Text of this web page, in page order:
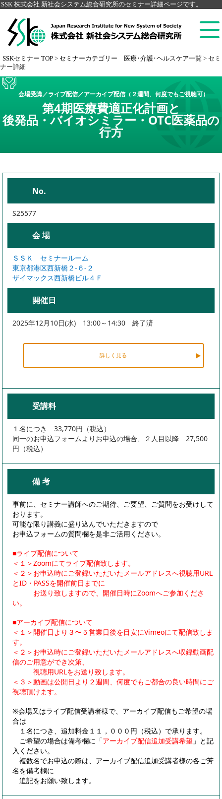
SSK 株式会社 新社会システム総合研究所のセミナー詳細ページです。
SSKセミナー TOP > セミナーカテゴリー 医療･介護･ヘルスケア一覧 > セミ
ナー詳細
会場受講／ライブ配信／アーカイブ配信（２週間、何度でもご視聴可）
第4期医療費適正化計画と
後発品・バイオシミラー・OTC医薬品の
行方
No.
S25577
会 場
ＳＳＫ セミナールーム
東京都港区西新橋２-６-２
ザイマックス西新橋ビル４Ｆ
開催日
2025年12月10日(水) 13:00～14:30 終了済
詳しく見る
受講料
１名につき 33,770円（税込）
同一のお申込フォームよりお申込の場合、２人目以降 27,500
円（税込）
備 考
事前に、セミナー講師へのご期待、ご要望、ご質問をお受けして
おります。
可能な限り講義に盛り込んでいただきますので
お申込フォームの質問欄を是非ご活用ください。
■ライブ配信について
＜１＞Zoomにてライブ配信致します。
＜２＞お申込時にご登録いただいたメールアドレスへ視聴用URL
とID・PASSを開催前日までに
お送り致しますので、開催日時にZoomへご参加くださ
い。
■アーカイブ配信について
＜１＞開催日より３〜５営業日後を目安にVimeoにて配信致しま
す。
＜２＞お申込時にご登録いただいたメールアドレスへ収録動画配
信のご用意ができ次第、
視聴用URLをお送り致します。
＜３＞動画は公開日より２週間、何度でもご都合の良い時間にご
視聴頂けます。
※会場又はライブ配信受講者様で、アーカイブ配信もご希望の場
合は
１名につき、追加料金１１，０００円（税込）で承ります。
ご希望の場合は備考欄に「アーカイブ配信追加受講希望 」と記
入ください。
複数名でお申込の際は、アーカイブ配信追加受講者様の各ご芳
名を備考欄に
追記をお願い致します。